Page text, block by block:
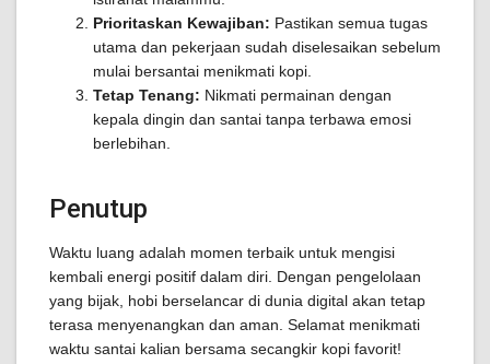
Prioritaskan Kewajiban: Pastikan semua tugas
utama dan pekerjaan sudah diselesaikan sebelum
mulai bersantai menikmati kopi.
Tetap Tenang: Nikmati permainan dengan
kepala dingin dan santai tanpa terbawa emosi
berlebihan.
Penutup
Waktu luang adalah momen terbaik untuk mengisi
kembali energi positif dalam diri. Dengan pengelolaan
yang bijak, hobi berselancar di dunia digital akan tetap
terasa menyenangkan dan aman. Selamat menikmati
waktu santai kalian bersama secangkir kopi favorit!